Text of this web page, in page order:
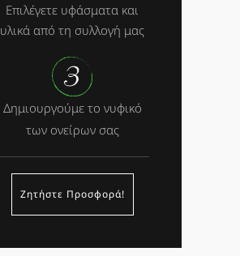
Επιλέγετε υφάσματα και
υλικά από τη συλλογή μας
Δημιουργούμε το νυφικό
των ονείρων σας
Ζητήστε Προσφορά!